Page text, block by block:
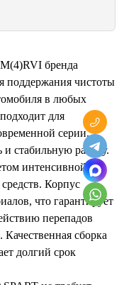
бренда
поддержания чистоты
в любых
для
серии,
стабильную работу.
интенсивной
Корпус
что гарантирует
перепадов
сборка
долгий срок